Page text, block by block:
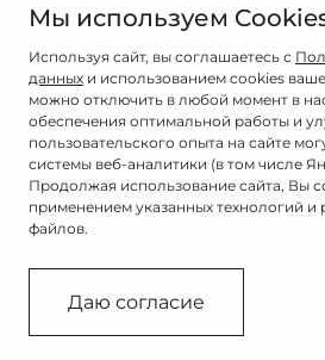
Продажи
+7 (495) 730-44-03
Сервис
+7 (495) 141-
© АВИЛОН
Сделано в ПЕРКС
Мы используем
Используя сайт, вы соглашаетесь с
данных и использованием cookies
можно отключить в любой момент в
обеспечения оптимальной работы и
пользовательского опыта на сайте
системы веб-аналитики (в том числе
Продолжая использование сайта, Вы
применением указанных технологий и
файлов.
Даю согласие